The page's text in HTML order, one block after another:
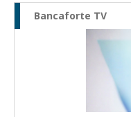
Bancaforte TV